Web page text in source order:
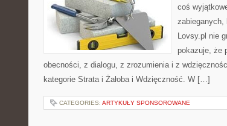
coś
zabieganych,
Lovsy.pl nie
pokazuje, że
obecności, z dialogu, z zrozumienia i z
kategorie Strata i Żałoba i Wdzięczność. W […]
CATEGORIES: ARTYKUŁY SPONSOROWANE